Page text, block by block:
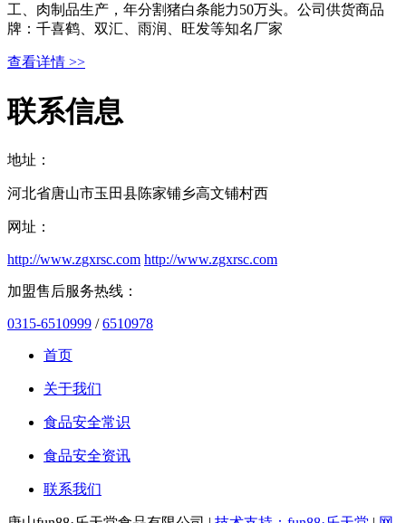
工、肉制品生产，年分割猪白条能力50万头。公司供货商品
牌：千喜鹤、双汇、雨润、旺发等知名厂家
查看详情 >>
联系信息
地址：
河北省唐山市玉田县陈家铺乡高文铺村西
网址：
http://www.zgxrsc.com http://www.zgxrsc.com
加盟售后服务热线：
0315-6510999 /6510978
首页
关于我们
食品安全常识
食品安全资讯
联系我们